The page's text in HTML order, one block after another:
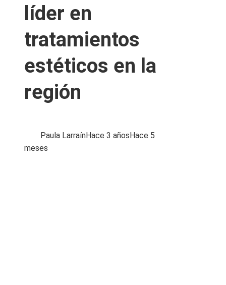
líder en
tratamientos
estéticos en la
región
Paula LarraínHace 3 años Hace 5
meses